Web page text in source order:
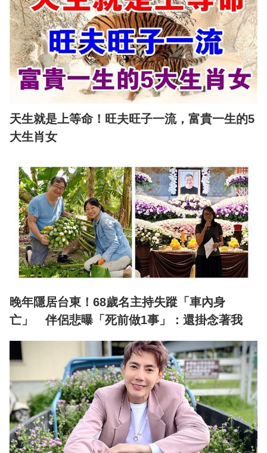
天生就是上等命！旺夫旺子一流，富貴一生的5
大生肖女
晚年隱居台東！68歲名主持失蹤「車內身
亡」 伴侶悲曝「死前做1事」：還掛念著我